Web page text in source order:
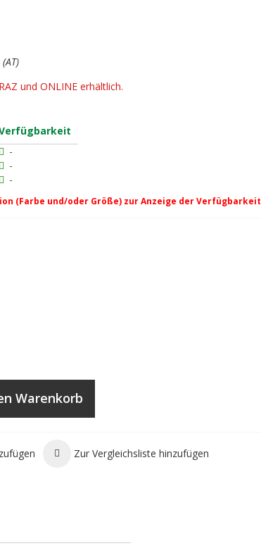
und ONLINE erhältlich.
-
-
-
(Farbe und/oder Größe) zur Anzeige der Verfügbarkeit
Warenkorb
Zur Vergleichsliste hinzufügen